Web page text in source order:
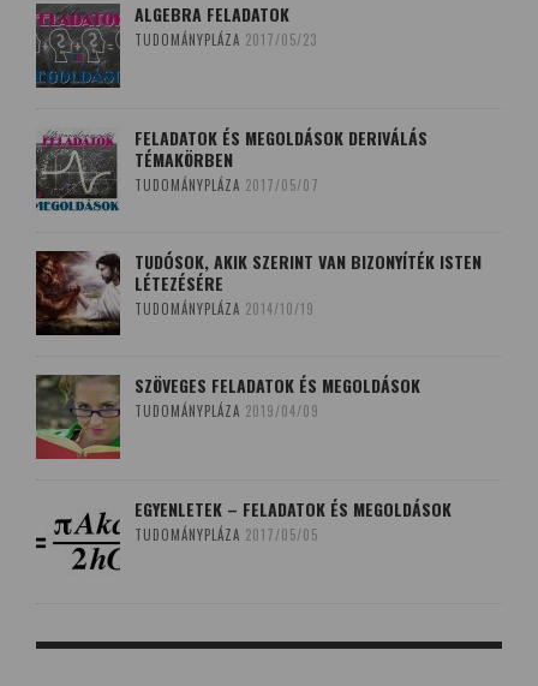
ALGEBRA FELADATOK
TUDOMÁNYPLÁZA 2017/05/23
FELADATOK ÉS MEGOLDÁSOK DERIVÁLÁS
TÉMAKÖRBEN
TUDOMÁNYPLÁZA 2017/05/07
TUDÓSOK, AKIK SZERINT VAN BIZONYÍTÉK ISTEN
LÉTEZÉSÉRE
TUDOMÁNYPLÁZA 2014/10/19
SZÖVEGES FELADATOK ÉS MEGOLDÁSOK
TUDOMÁNYPLÁZA 2019/04/09
EGYENLETEK – FELADATOK ÉS MEGOLDÁSOK
TUDOMÁNYPLÁZA 2017/05/05